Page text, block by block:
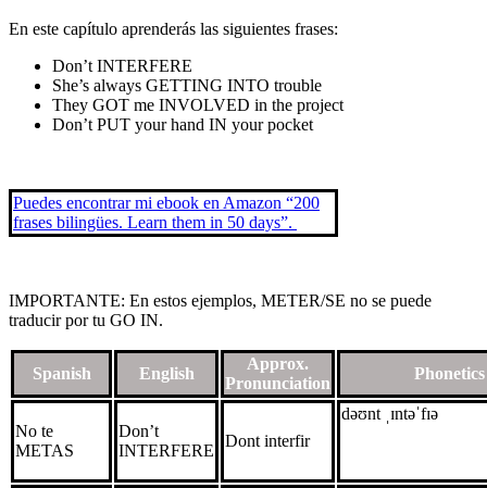
En este capítulo aprenderás las siguientes frases:
Don’t INTERFERE
She’s always GETTING INTO trouble
They GOT me INVOLVED in the project
Don’t PUT your hand IN your pocket
Puedes encontrar mi ebook en Amazon “200
frases bilingües. Learn them in 50 days”.
IMPORTANTE: En estos ejemplos, METER/SE no se puede
traducir por tu GO IN.
Spanish English
Approx.
Pronunciation
Phonetics
No te
METAS
Don’t
INTERFERE
Dont interfir
dəʊnt ˌɪntəˈfɪə